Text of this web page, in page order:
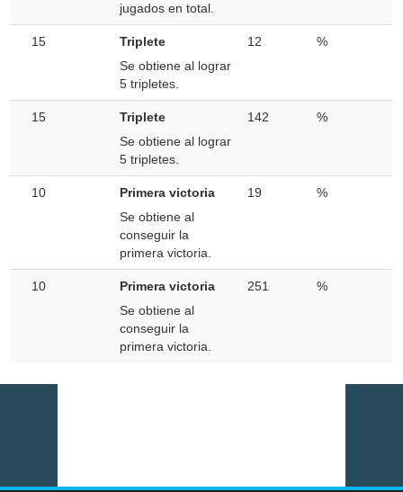
jugados en total.
15
Triplete
Se obtiene al lograr
5 tripletes.
12 %
15
Triplete
Se obtiene al lograr
5 tripletes.
142 %
10
Primera victoria
Se obtiene al
conseguir la
primera victoria.
19 %
10
Primera victoria
Se obtiene al
conseguir la
primera victoria.
251 %